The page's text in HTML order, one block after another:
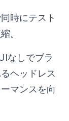
時にテスト
。
なしでブラ
ヘッドレス
マンスを向